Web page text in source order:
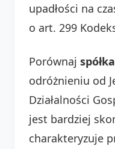
upadłości na
o art. 299
Porównaj
odróżnieniu od
Działalności
jest bardziej
charakteryzuje